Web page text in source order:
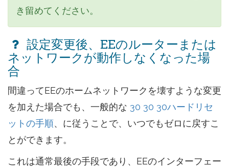
き留めてください。
設定変更後、EEのルーターまたは
ネットワークが動作しなくなった場
合
間違ってEEのホームネットワークを壊すような変更
を加えた場合でも、一般的な 30 30 30ハードリセ
ットの手順、に従うことで、いつでもゼロに戻すこ
とができます。
これは通常最後の手段であり、EEのインターフェー